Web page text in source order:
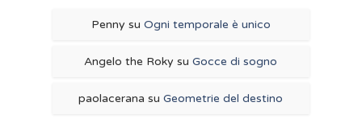
Penny su Ogni temporale è unico
Angelo the Roky suGocce di sogno
paolacerana suGeometrie del destino